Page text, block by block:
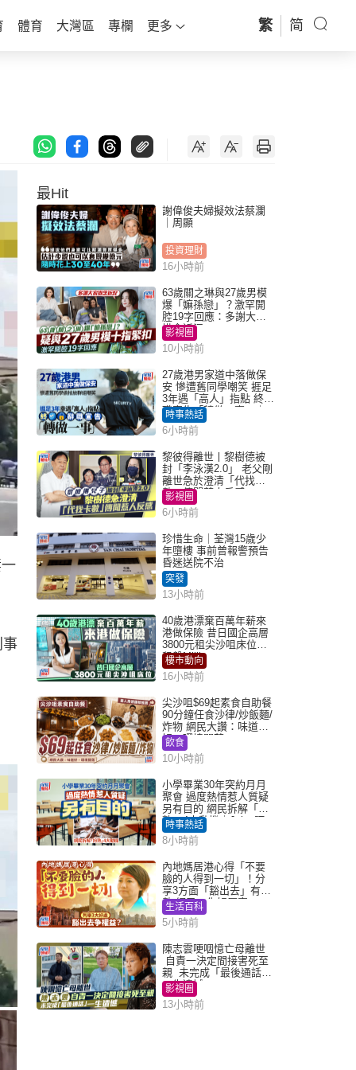
體育 大灣區 專欄 更多 繁 简
事
最Hit
謝偉俊夫婦擬效法蔡瀾
｜周顯
投資理財
16小時前
63歲關之琳與27歲男模
爆「嫲孫戀」？激罕開
腔19字回應：多謝大家
掛念近況
影視圈
10小時前
27歲港男家道中落做保
安 慘遭舊同學嘲笑 捱足
3年遇「高人」指點 終辭
職宣告「轉做一事」｜
Juicy叮
時事熱話
6小時前
黎彼得離世丨黎樹德被
封「李泳漢2.0」 老父剛
離世急於澄清「代找卡
數」傳聞惹人反感
影視圈
6小時前
珍惜生命｜荃灣15歲少
年墮樓 事前曾報警預告
昏迷送院不治
突發
13小時前
40歲港漂棄百萬年薪來
港做保險 昔日國企高層
3800元租尖沙咀床位｜
租盤Million
樓市動向
16小時前
尖沙咀$69起素食自助餐
90分鐘任食沙律/炒飯麵/
炸物 網民大讚：味道
好，環境闊落
飲食
10小時前
小學畢業30年突約月月
聚會 過度熱情惹人質疑
另有目的 網民拆解「扮
熟」4大動機｜Juicy叮
時事熱話
8小時前
內地媽居港心得「不要
臉的人得到一切」！分
享3方面「豁出去」有著
數 網民：你好厲害
生活百科
5小時前
陳志雲哽咽憶亡母離世
自責一決定間接害死至
親 未完成「最後通話」
一生遺憾
影視圈
13小時前